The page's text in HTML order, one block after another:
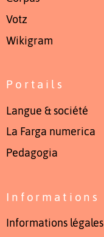
Votz
Wikigram
Portails
Langue & société
La Farga numerica
Pedagogia
Informations
Informations légales